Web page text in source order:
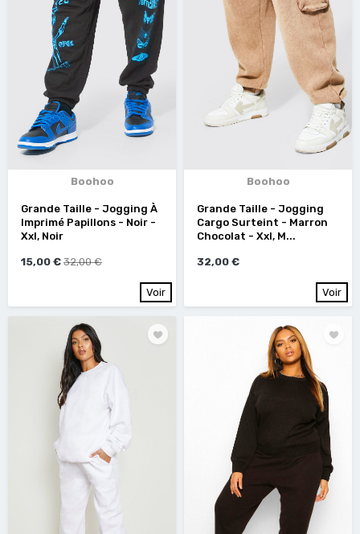
Boohoo
Grande Taille - Jogging À
Imprimé Papillons - Noir -
Xxl, Noir
15,00 € 32,00 €
Voir
Boohoo
Grande Taille - Jogging
Cargo Surteint - Marron
Chocolat - Xxl, M...
32,00 €
Voir